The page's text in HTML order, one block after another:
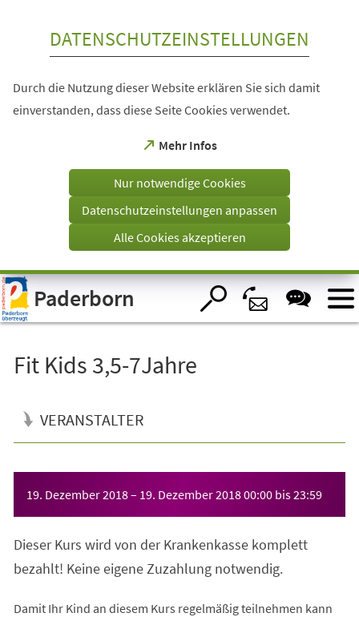
Visuelle
Assistenzsoftware
öffnen.
DATENSCHUTZEINSTELLUNGEN
Durch die Nutzung dieser Website erklären Sie sich damit
einverstanden, dass diese Seite Cookies verwendet.
Mehr Infos
(Öffnet
einem
Tab)
Nur notwendige Cookies
Datenschutzeinstellungen anpassen
Alle Cookies akzeptieren
Paderborn
Fit Kids 3,5-7Jahre
VERANSTALTER
19. Dezember 2018– 19. Dezember 201800:00 bis23:59
Dieser Kurs wird von der Krankenkasse komplett
bezahlt! Keine eigene Zuzahlung notwendig.
Damit Ihr Kind an diesem Kurs regelmäßig teilnehmen kann